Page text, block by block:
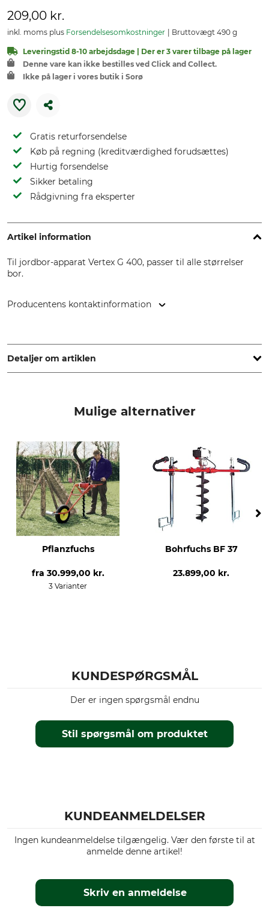
209,00 kr.
inkl. moms plus Forsendelsesomkostninger Bruttovægt 490 g
Leveringstid 8-10 arbejdsdage | Der er 3 varer tilbage på lager
Denne vare kan ikke bestilles ved Click and Collect.
Ikke på lager i vores butik i Sorø
Gratis returforsendelse
Køb på regning (kreditværdighed forudsættes)
Hurtig forsendelse
Sikker betaling
Rådgivning fra eksperter
Artikel information
Til jordbor-apparat Vertex G 400, passer til alle størrelser
bor.
Producentens kontaktinformation
36010 Zanè (Vi), Italy, www.bluebirdind.com
Detaljer om artiklen
Made in Italy
Mulige alternativer
Pflanzfuchs
fra 30.999,00 kr.
3 Varianter
Bohrfuchs BF 37
23.899,00 kr.
KUNDESPØRGSMÅL
Stil spørgsmål om produktet
Der er ingen spørgsmål endnu
KUNDEANMELDELSER
Ingen kundeanmeldelse tilgængelig. Vær den første til at
anmelde denne artikel!
Skriv en anmeldelse